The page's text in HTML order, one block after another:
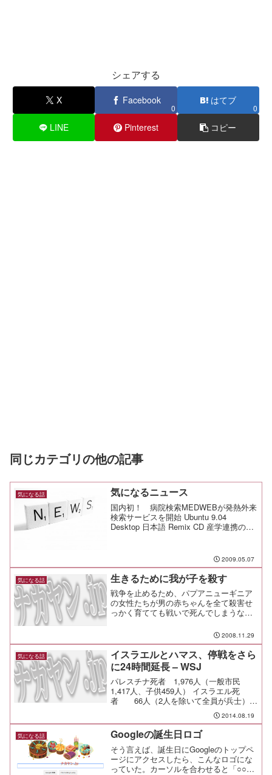
シェアする
X Facebook
0
はてブ
0
LINE Pinterest コピー
同じカテゴリの他の記事
気になる話 気になるニュース
国内初！ 病院検索MEDWEBが発熱外来
検索サービスを開始 Ubuntu 9.04
Desktop 日本語 Remix CD 産学連携の人
なくならないのか？――行動... 2009.05.07
気になる話 生きるために我が子を殺す
戦争を止めるため、パプアニューギニア
の女性たちが男の赤ちゃんを全て殺害せ
っかく育てても戦いで死んでしまうな
誰かを殺す事もないってことか。泣ける
なぁ。
2008.11.29
気になる話
イスラエルとハマス、停戦をさら
に24時間延長 – WSJ
パレスチナ死者 1,976人（一般市民
1,417人、子供459人） イスラエル死
者 66人（2人を除いて全員が兵士）ガ
ザ人口の0.1%が殺されたんだね。あまり
にも一方的過ぎる。特に、500の輝く未来
が失われているなんて本当に悲しい。
乳...
2014.08.19
気になる話 Googleの誕生日ロゴ
そう言えば、誕生日にGoogleのトップペ
ージにアクセスしたら、こんなロゴにな
っていた。カーソルを合わせると「○○さ